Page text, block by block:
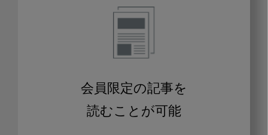
会員限定の記事を
読むことが可能